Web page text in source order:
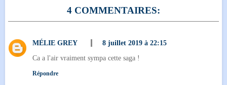
4 COMMENTAIRES:
MÉLIE GREY
8 juillet 2019 à 22:15
Ca a l'air vraiment sympa cette saga !
Répondre